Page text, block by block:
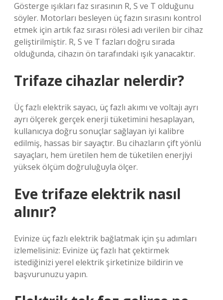
Gösterge ışıkları faz sırasının R, S ve T olduğunu
söyler. Motorları besleyen üç fazın sırasını kontrol
etmek için artık faz sırası rölesi adı verilen bir cihaz
geliştirilmiştir. R, S ve T fazları doğru sırada
olduğunda, cihazın ön tarafındaki ışık yanacaktır.
Trifaze cihazlar nelerdir?
Üç fazlı elektrik sayacı, üç fazlı akımı ve voltajı ayrı
ayrı ölçerek gerçek enerji tüketimini hesaplayan,
kullanıcıya doğru sonuçlar sağlayan iyi kalibre
edilmiş, hassas bir sayaçtır. Bu cihazların çift yönlü
sayaçları, hem üretilen hem de tüketilen enerjiyi
yüksek ölçüm doğruluğuyla ölçer.
Eve trifaze elektrik nasıl
alınır?
Evinize üç fazlı elektrik bağlatmak için şu adımları
izlemelisiniz: Evinize üç fazlı hat çektirmek
istediğinizi yerel elektrik şirketinize bildirin ve
başvurunuzu yapın.